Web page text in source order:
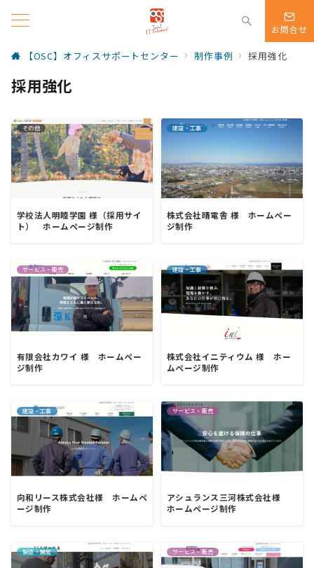
お問合せ
【OSC】オフィスサポートセンター 制作事例 採用強化
採用強化
その他
学校法人明睦学園 様（採用サイ
ト） ホームページ制作
建設・工事
株式会社晴電舎 様 ホームペー
ジ制作
サービス・販売
有限会社カワイ 様 ホームペー
ジ制作
建設・工事
株式会社イニティウム 様 ホー
ムページ制作
建設・工事
向和リース株式会社様 ホームペ
ージ制作
サービス・販売
アシュランス三河株式会社様
ホームページ制作
製造・開発 サービス・販売